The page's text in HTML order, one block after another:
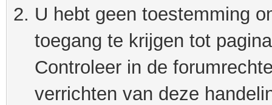
U hebt geen toestemming
toegang te krijgen tot
Controleer in de
verrichten van deze